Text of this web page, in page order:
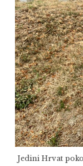
Jedini Hrvat